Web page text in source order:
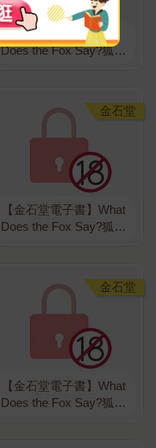
【讀墨電子書】What
Does the Fox Say?狐狸
金石堂
【金石堂電子書】What
Does the Fox Say?狐狸
金石堂
【金石堂電子書】What
Does the Fox Say?狐狸